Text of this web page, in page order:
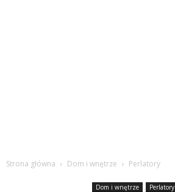
Strona główna Dom i wnętrze Perlatory
Dom i wnętrze Perlatory